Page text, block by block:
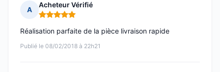
A
Acheteur Vérifié
Note : 5 sur 5
Publié le 08/02/2018 à 22h21
Réalisation parfaite de la pièce livraison rapide